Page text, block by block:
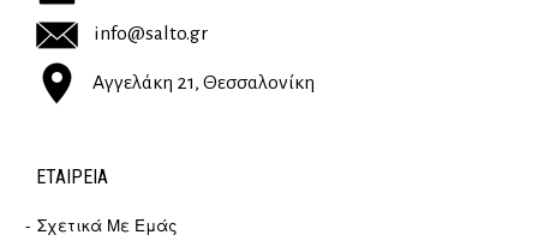
info@salto.gr
Αγγελάκη 21, Θεσσαλονίκη
ΕΤΑΙΡΕΊΑ
Σχετικά Με Εμάς